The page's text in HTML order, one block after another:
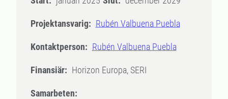
Projektansvarig: Rubén Valbuena Puebla
Kontaktperson: Rubén Valbuena Puebla
Finansiär: Horizon Europa, SERI
Samarbeten: